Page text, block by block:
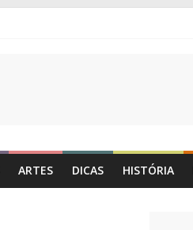
ARTES DICAS HISTÓRIA